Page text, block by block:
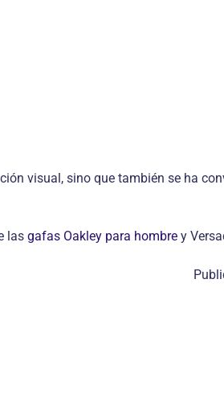
visual, sino que también se ha
las gafas Oakley para hombre y